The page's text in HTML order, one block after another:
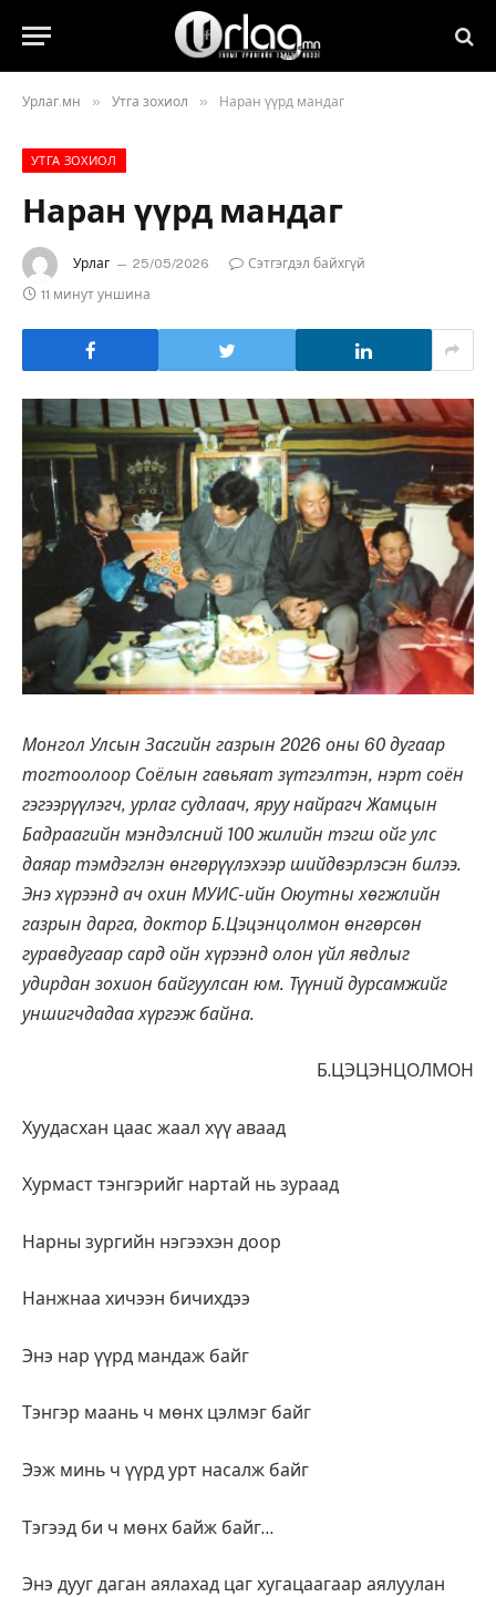
Урлаг.мн » Утга зохиол » Наран үүрд мандаг
УТГА ЗОХИОЛ
Наран үүрд мандаг
Урлаг 25/05/2026
Сэтгэгдэл байхгүй
11 минут уншина
Монгол Улсын Засгийн газрын 2026 оны 60 дугаар
тогтоолоор Соёлын гавьяат зүтгэлтэн, нэрт соён
гэгээрүүлэгч, урлаг судлаач, яруу найрагч Жамцын
Бадраагийн мэндэлсний 100 жилийн тэгш ойг улс
даяар тэмдэглэн өнгөрүүлэхээр шийдвэрлэсэн билээ.
Энэ хүрээнд ач охин МУИС-ийн Оюутны хөгжлийн
газрын дарга, доктор Б.Цэцэнцолмон өнгөрсөн
гуравдугаар сард ойн хүрээнд олон үйл явдлыг
удирдан зохион байгуулсан юм. Түүний дурсамжийг
уншигчдадаа хүргэж байна.
Б.ЦЭЦЭНЦОЛМОН
Хуудасхан цаас жаал хүү аваад
Хурмаст тэнгэрийг нартай нь зураад
Нарны зургийн нэгээхэн доор
Нанжнаа хичээн бичихдээ
Энэ нар үүрд мандаж байг
Тэнгэр маань ч мөнх цэлмэг байг
Ээж минь ч үүрд урт насалж байг
Тэгээд би ч мөнх байж байг…
Энэ дууг даган аялахад цаг хугацаагаар аялуулан